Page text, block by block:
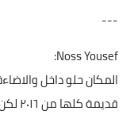
---
Noss Yousef:
المكان حلو داخل
قديمة كلها من ٢٠١٦ لكن جميل للي مايحب الهدوء